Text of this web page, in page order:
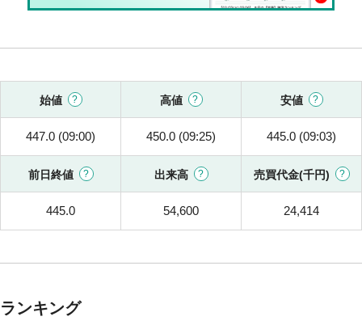
始値 高値 安値
447.0 (09:00) 450.0 (09:25) 445.0 (09:03)
前日終値 出来高 売買代金(千円)
445.0 54,600 24,414
ランキング